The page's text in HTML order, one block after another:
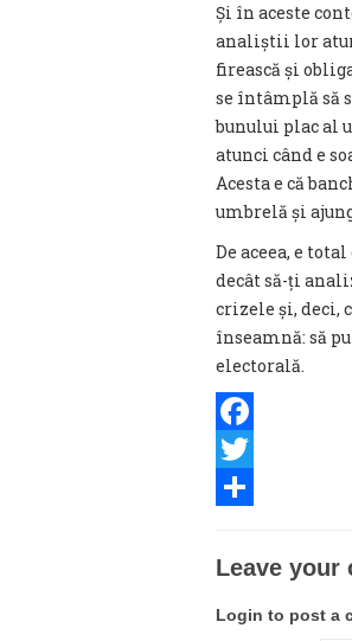
Și în aceste
analiștii lor
firească și
se întâmplă să
bunului plac al
atunci când e
Acesta e că
umbrelă și
De aceea, e
decât să-ți
crizele și, deci,
înseamnă: să
electorală.
Facebook
Twitter
Leave your
Login to post a